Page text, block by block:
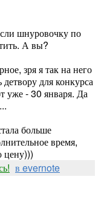
шнуровочку по
А вы?
зря я так на него
для конкурса
уже - 30 января. Да
больше
время,
цену)))
в evernote